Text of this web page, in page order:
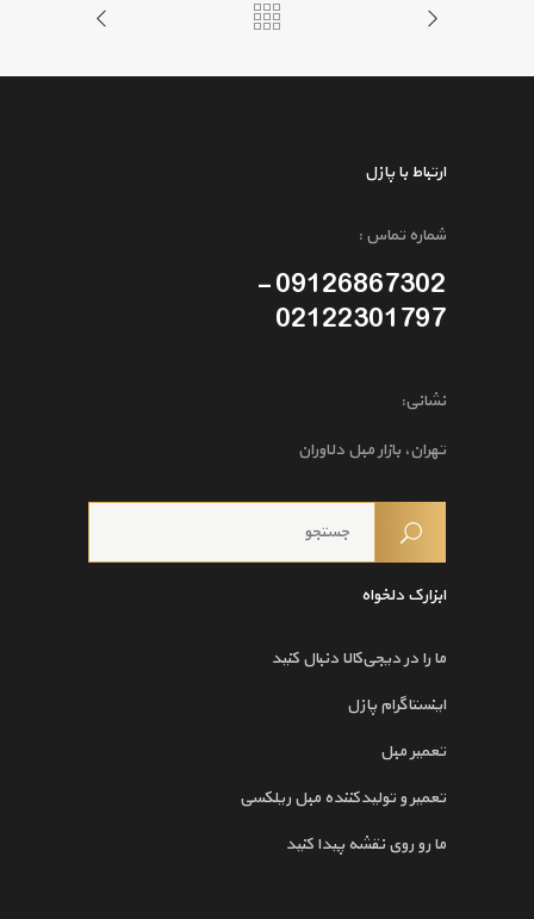
ارتباط با پازل
شماره تماس :
09126867302 -
02122301797
نشانی:
تهران، بازار مبل دلاوران
ابزارک دلخواه
ما را در دیجی‌کالا دنبال کنید
اینستاگرام پازل
تعمیر مبل
تعمیر و تولیدکننده مبل ریلکسی
ما رو روی نقشه پیدا کنید